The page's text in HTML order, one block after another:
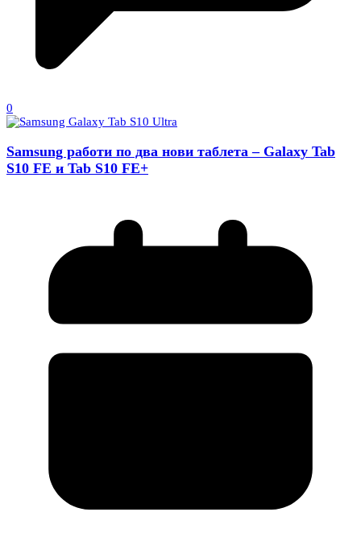
0
Samsung работи по два нови таблета – Galaxy Tab
S10 FE и Tab S10 FE+